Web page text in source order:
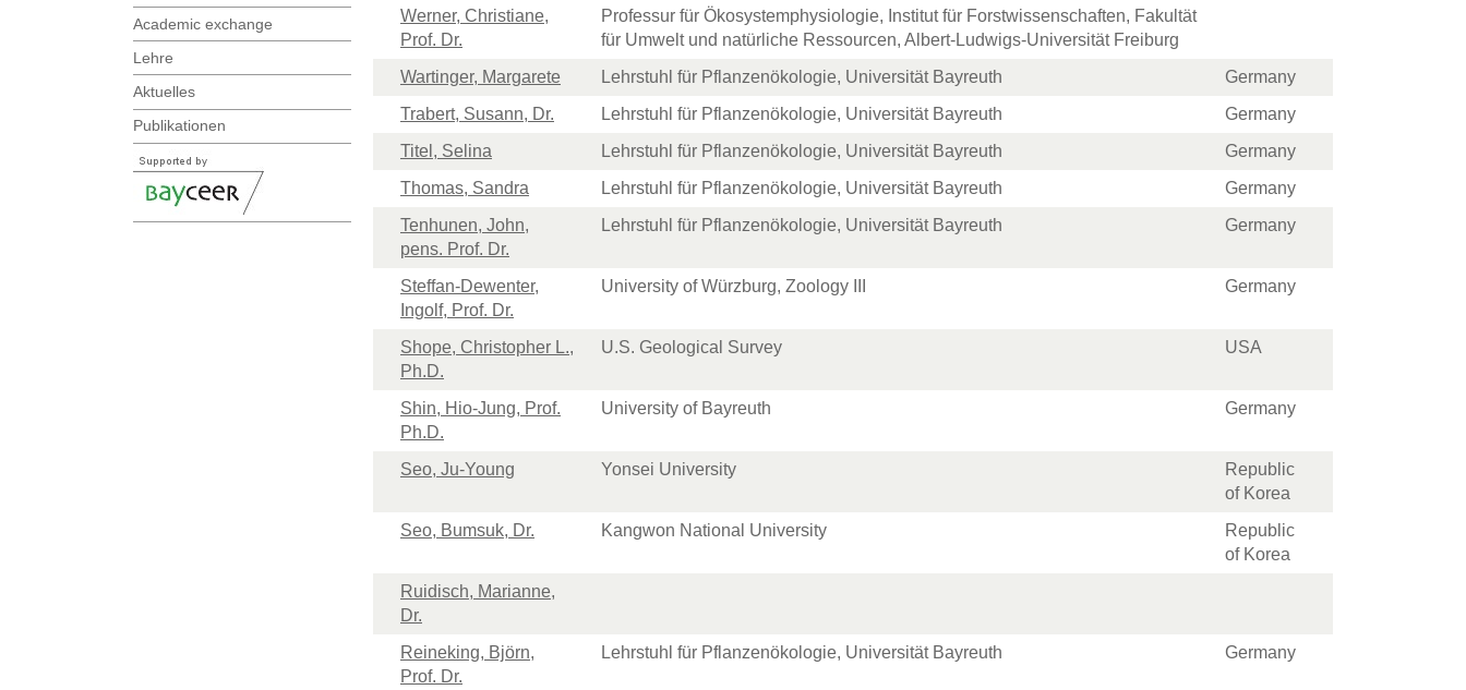
Academic exchange
Lehre
Aktuelles
Publikationen
Werner, Christiane,
Prof. Dr.
Professur für Ökosystemphysiologie, Institut für Forstwissenschaften, Fakultät
für Umwelt und natürliche Ressourcen, Albert-Ludwigs-Universität Freiburg
Wartinger, Margarete
Lehrstuhl für Pflanzenökologie, Universität Bayreuth
Germany
Trabert, Susann, Dr.
Lehrstuhl für Pflanzenökologie, Universität Bayreuth
Germany
Titel, Selina
Lehrstuhl für Pflanzenökologie, Universität Bayreuth
Germany
Thomas, Sandra
Lehrstuhl für Pflanzenökologie, Universität Bayreuth
Germany
Tenhunen, John,
pens. Prof. Dr.
Lehrstuhl für Pflanzenökologie, Universität Bayreuth Germany
Steffan-Dewenter,
Ingolf, Prof. Dr.
University of Würzburg, Zoology III Germany
Shope, Christopher L.,
Ph.D.
U.S. Geological Survey USA
Shin, Hio-Jung, Prof.
Ph.D.
University of Bayreuth Germany
Seo, Ju-Young Yonsei University
Republic
of Korea
Seo, Bumsuk, Dr.
Kangwon National University
Republic
of Korea
Ruidisch, Marianne,
Dr.
Reineking, Björn,
Prof. Dr.
Lehrstuhl für Pflanzenökologie, Universität Bayreuth Germany